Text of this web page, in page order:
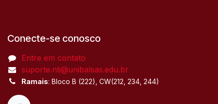
Conecte-se conosco
Entre em contato
suporte.nti@unibalsas.edu.br
Ramais: Bloco B (222), CW(212, 234, 244)